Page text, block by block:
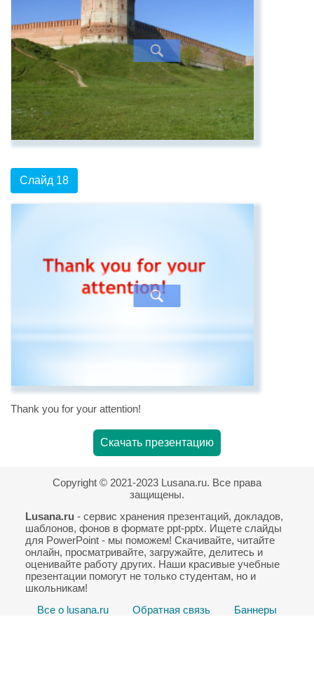
Слайд 18
Thank you for your attention!
Скачать презентацию
Copyright © 2021-2023 Lusana.ru. Все права
защищены.
Lusana.ru - сервис хранения презентаций, докладов,
шаблонов, фонов в формате ppt-pptx. Ищете слайды
для PowerPoint - мы поможем! Скачивайте, читайте
онлайн, просматривайте, загружайте, делитесь и
оценивайте работу других. Наши красивые учебные
презентации помогут не только студентам, но и
школьникам!
Все о lusana.ru
Обратная связь Баннеры